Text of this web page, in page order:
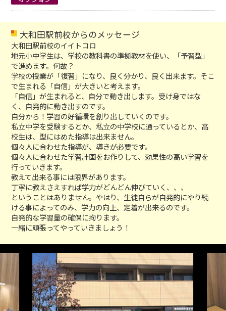
大和田駅前校からのメッセージ
大和田駅前校のイイトコロ
地元小中学生は、学校の教科書の準拠教材を使い、「予習型」
で進めます。何故？
学校の授業が「復習」になり、良く分かり、良く出来ます。そこ
で生まれる「自信」が大きいと考えます。
「自信」が生まれると、自分で動き出します。受け身ではな
く、自発的に動き出すのです。
自分から！学習の好循環を創り出していくのです。
私立中学を受験するとか、私立の中学校に通っているとか、高
校生は、型にはめた指導は出来ません。
個々人に合わせた指導が、導きが必要です。
個々人に合わせた学習計画をお作りして、効果性の高い学習を
行っていきます。
教えて出来る事には限界があります。
丁寧に教えさえすれば学力がどんどん伸びていく、、、
ということはありません。やはり、生徒自らが自発的にやり続
ける事によってのみ、学力の向上、定着が出来るのです。
自発的な学習量の確保に拘ります。
一緒に頑張ってやっていきましょう！